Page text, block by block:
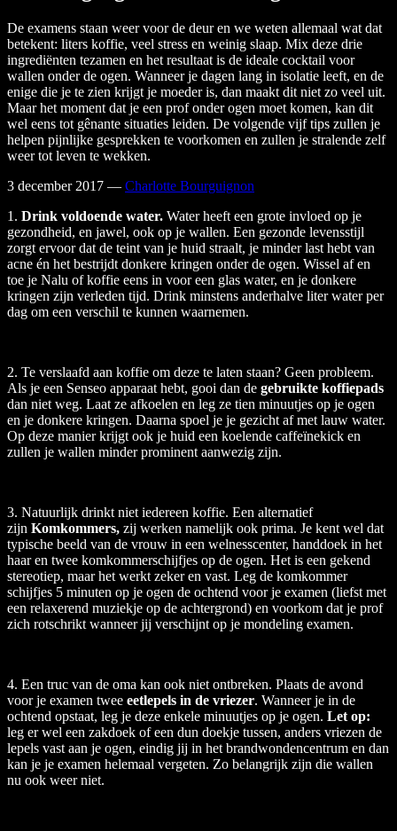
De examens staan weer voor de deur en we weten allemaal wat dat
betekent: liters koffie, veel stress en weinig slaap. Mix deze drie
ingrediënten tezamen en het resultaat is de ideale cocktail voor
wallen onder de ogen. Wanneer je dagen lang in isolatie leeft, en de
enige die je te zien krijgt je moeder is, dan maakt dit niet zo veel uit.
Maar het moment dat je een prof onder ogen moet komen, kan dit
wel eens tot gênante situaties leiden. De volgende vijf tips zullen je
helpen pijnlijke gesprekken te voorkomen en zullen je stralende zelf
weer tot leven te wekken.
3 december 2017 — Charlotte Bourguignon
1. Drink voldoende water. Water heeft een grote invloed op je
gezondheid, en jawel, ook op je wallen. Een gezonde levensstijl
zorgt ervoor dat de teint van je huid straalt, je minder last hebt van
acne én het bestrijdt donkere kringen onder de ogen. Wissel af en
toe je Nalu of koffie eens in voor een glas water, en je donkere
kringen zijn verleden tijd. Drink minstens anderhalve liter water per
dag om een verschil te kunnen waarnemen.
2. Te verslaafd aan koffie om deze te laten staan? Geen probleem.
Als je een Senseo apparaat hebt, gooi dan de gebruikte koffiepads
dan niet weg. Laat ze afkoelen en leg ze tien minuutjes op je ogen
en je donkere kringen. Daarna spoel je je gezicht af met lauw water.
Op deze manier krijgt ook je huid een koelende caffeïnekick en
zullen je wallen minder prominent aanwezig zijn.
3. Natuurlijk drinkt niet iedereen koffie. Een alternatief
zijn Komkommers, zij werken namelijk ook prima. Je kent wel dat
typische beeld van de vrouw in een welnesscenter, handdoek in het
haar en twee komkommerschijfjes op de ogen. Het is een gekend
stereotiep, maar het werkt zeker en vast. Leg de komkommer
schijfjes 5 minuten op je ogen de ochtend voor je examen (liefst met
een relaxerend muziekje op de achtergrond) en voorkom dat je prof
zich rotschrikt wanneer jij verschijnt op je mondeling examen.
4. Een truc van de oma kan ook niet ontbreken. Plaats de avond
voor je examen twee eetlepels in de vriezer. Wanneer je in de
ochtend opstaat, leg je deze enkele minuutjes op je ogen. Let op:
leg er wel een zakdoek of een dun doekje tussen, anders vriezen de
lepels vast aan je ogen, eindig jij in het brandwondencentrum en dan
kan je je examen helemaal vergeten. Zo belangrijk zijn die wallen
nu ook weer niet.